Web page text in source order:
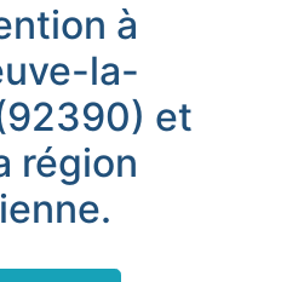
à
la-
et
région